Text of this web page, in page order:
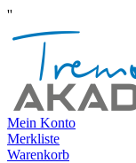
''
Mein Konto
Merkliste
Warenkorb